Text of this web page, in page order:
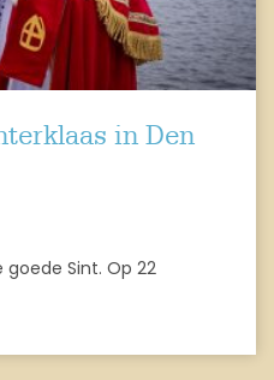
in Den
goede Sint. Op 22